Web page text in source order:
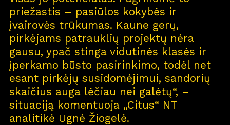
priežastis – pasiūlos kokybės ir
įvairovės trūkumas. Kaune gerų,
pirkėjams patrauklių projektų nėra
gausu, ypač stinga vidutinės klasės ir
įperkamo būsto pasirinkimo, todėl net
esant pirkėjų susidomėjimui, sandorių
skaičius auga lėčiau nei galėtų“, –
situaciją komentuoja „Citus“ NT
analitikė Ugnė Žiogelė.